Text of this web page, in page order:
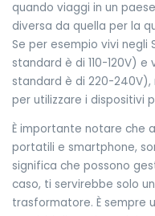
quando viaggi in un
diversa da quella per la
Se per esempio vivi
standard è di 110-120V)
standard è di 220-
per utilizzare i dispositivi
È importante notare che
portatili e smartphone,
significa che possono
caso, ti servirebbe solo
trasformatore. È sempre